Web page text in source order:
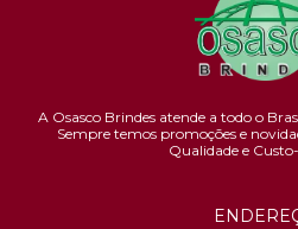
A Osasco Brindes atende a todo o
Sempre temos promoções e
Qualidade e